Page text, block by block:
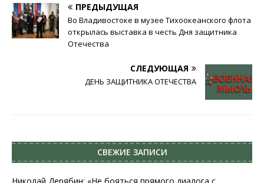
ПРЕДЫДУЩАЯ
Во Владивостоке в музее Тихоокеанского флота
открылась выставка в честь Дня защитника
Отечества
СЛЕДУЮЩАЯ
ДЕНЬ ЗАЩИТНИКА ОТЕЧЕСТВА
СВЕЖИЕ ЗАПИСИ